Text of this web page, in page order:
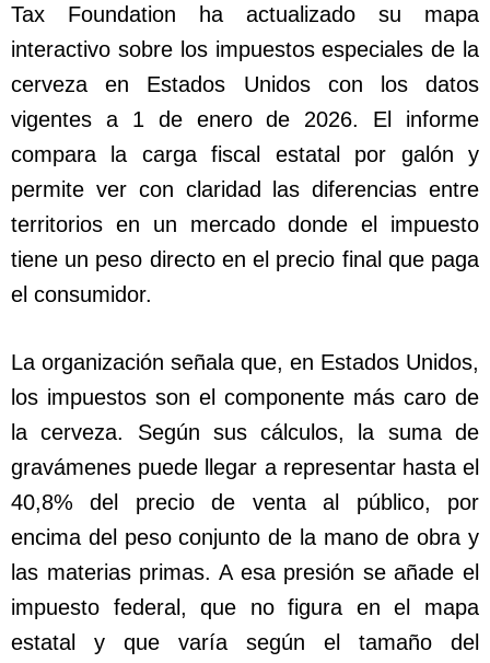
Tax Foundation ha actualizado su mapa
interactivo sobre los impuestos especiales de la
cerveza en Estados Unidos con los datos
vigentes a 1 de enero de 2026. El informe
compara la carga fiscal estatal por galón y
permite ver con claridad las diferencias entre
territorios en un mercado donde el impuesto
tiene un peso directo en el precio final que paga
el consumidor.
La organización señala que, en Estados Unidos,
los impuestos son el componente más caro de
la cerveza. Según sus cálculos, la suma de
gravámenes puede llegar a representar hasta el
40,8% del precio de venta al público, por
encima del peso conjunto de la mano de obra y
las materias primas. A esa presión se añade el
impuesto federal, que no figura en el mapa
estatal y que varía según el tamaño del